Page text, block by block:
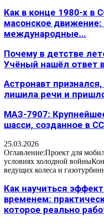
Как в конце 1980-х в
масонское
международные...
Почему в детстве
Учёный нашёл ответ
Астронавт
лишила речи и
МАЗ-7907:
шасси, созданное в
25.03.2026
Оглавление:Проект для
условиях холодной
ведущих колеса и
Как научиться
временем:
которое реально